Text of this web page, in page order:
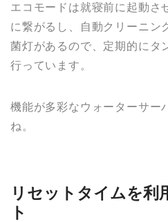
エコモードは就寝前に起動さ
に繋がるし、自動クリーニン
菌灯があるので、定期的にタ
行っています。
機能が多彩なウォーターサー
ね。
リセットタイムを利
ト